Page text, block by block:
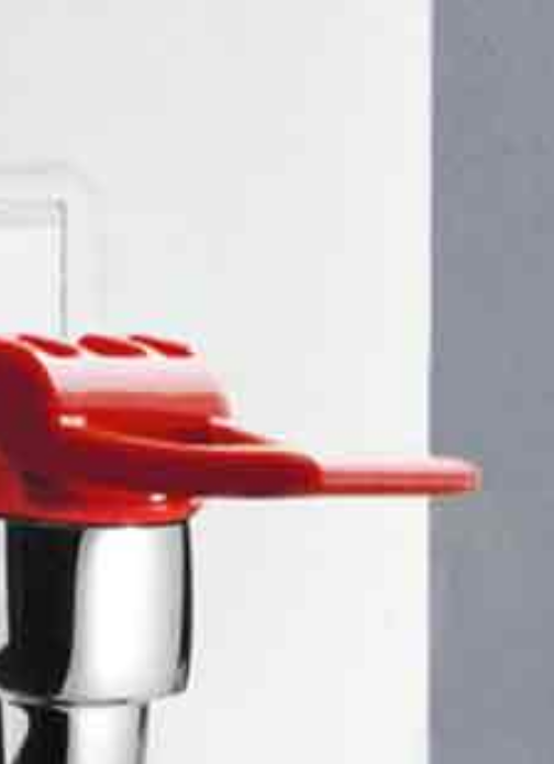
Gastronomie / Hotels